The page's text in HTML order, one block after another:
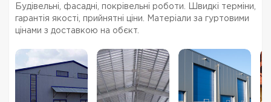
Будівельні, фасадні, покрівельні роботи. Швидкі терміни,
гарантія якості, прийнятні ціни. Матеріали за гуртовими
цінами з доставкою на обєкт.